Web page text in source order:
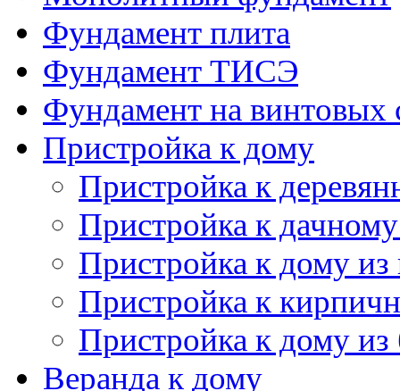
Пристройка к дому из
Пристройка к
Пристройка к дому из
Веранда к дому
Веранда к
Закрытая веранда к
Открытая веранда к
Терраса к дому
Терраса к